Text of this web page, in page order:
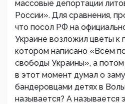
массовые депортации
России». Для сравнения,
что посол РФ на
Украине возложил цветы к
котором написано «Всем
свободы Украины», а потом
в этот момент думал о
бандеровцами детях в
называется? А называется